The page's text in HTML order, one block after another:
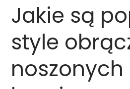
Jakie są
style
noszonych